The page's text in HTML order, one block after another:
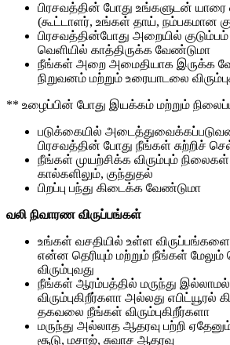
பிரசவத்தின் போது உங்களுடன் யாரை
(கூட்டாளர், உங்கள் தாய், நம்பகமான
பிரசவத்தின்போது அறையில்
வெளியில் காத்திருக்க வேண்டுமா
நீங்கள் அறை அமைதியாக இருக்க
நிறுவனம் மற்றும் உரையாடலை
** உழைப்பின் போது இயக்கம் மற்றும்
படுக்கையில்
பிரசவத்தின் போது நீங்கள் சுற்றிச்
நீங்கள் முயற்சிக்க விரும்பும் நிலைகள்
கால்களிலும், குந்துதல்
பிறப்பு பந்து கிடைக்க வேண்டுமா
வலி நிவாரண விருப்பங்கள்
உங்கள் வசதியில் உள்ள
என்ன தெரியும் மற்றும் நீங்கள்
விரும்புவது
நீங்கள் ஆரம்பத்தில் மருந்து இல்லாமல்
விரும்புகிறீர்களா அல்லது எபிட்யூரல்
தகவலை நீங்கள் விரும்புகிறீர்களா
மருந்து அல்லாத ஆதரவு பற்றி
சூடு, மசாஜ், சுவாச ஆதரவு